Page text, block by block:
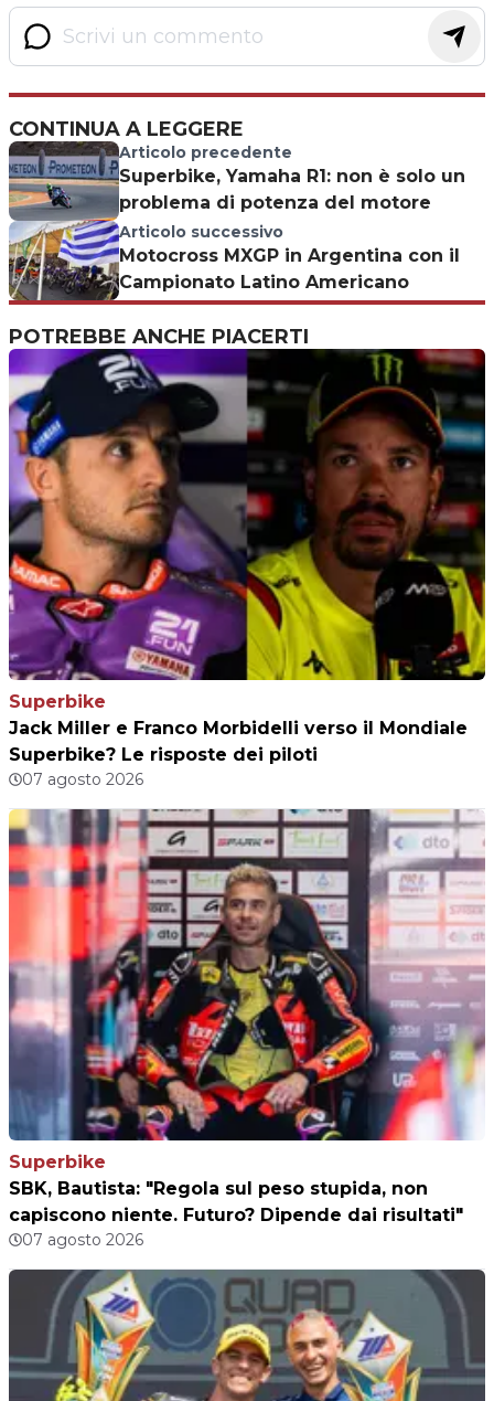
CONTINUA A LEGGERE
Articolo precedente
Superbike, Yamaha R1: non è solo un
problema di potenza del motore
Articolo successivo
Motocross MXGP in Argentina con il
Campionato Latino Americano
POTREBBE ANCHE PIACERTI
Superbike
Jack Miller e Franco Morbidelli verso il Mondiale
Superbike? Le risposte dei piloti
07 agosto 2026
Superbike
SBK, Bautista: "Regola sul peso stupida, non
capiscono niente. Futuro? Dipende dai risultati"
07 agosto 2026